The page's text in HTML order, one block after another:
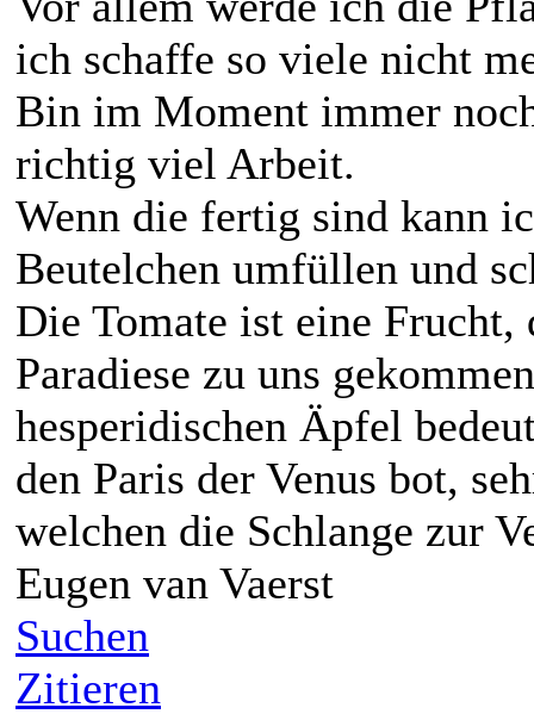
ich schaffe so viele nicht
Bin im Moment immer
richtig viel Arbeit.
Wenn die fertig sind kann
Beutelchen umfüllen und
Die Tomate ist eine
Paradiese zu uns
hesperidischen Äpfel
den Paris der Venus bot,
welchen die Schlange zur
Eugen van Vaerst
Suchen
Zitieren